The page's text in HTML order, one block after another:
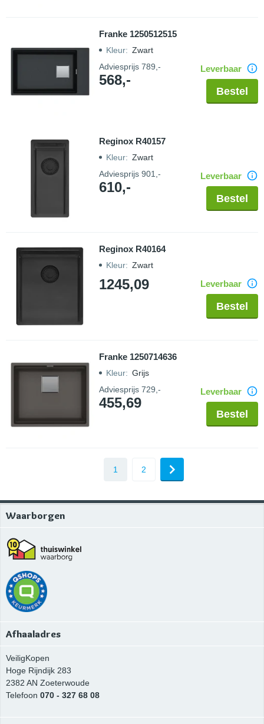
Franke 1250512515
Kleur: Zwart
Adviesprijs 789,-
568,-
Leverbaar
Bestel
Reginox R40157
Kleur: Zwart
Adviesprijs 901,-
610,-
Leverbaar
Bestel
Reginox R40164
Kleur: Zwart
1245,09 Leverbaar
Bestel
Franke 1250714636
Kleur: Grijs
Adviesprijs 729,-
455,69
Leverbaar
Bestel
1 2
Waarborgen
Afhaaladres
VeiligKopen
Hoge Rijndijk 283
2382 AN Zoeterwoude
Telefoon 070 - 327 68 08